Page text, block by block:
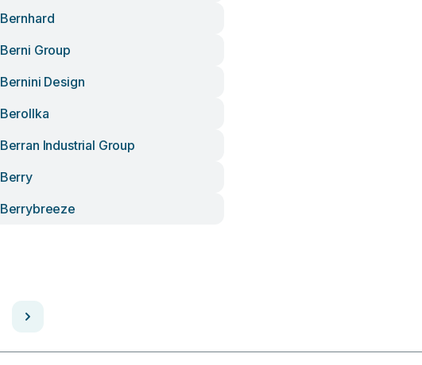
Bernhard
Berni Group
Bernini Design
Berollka
Berran Industrial Group
Berry
Berrybreeze